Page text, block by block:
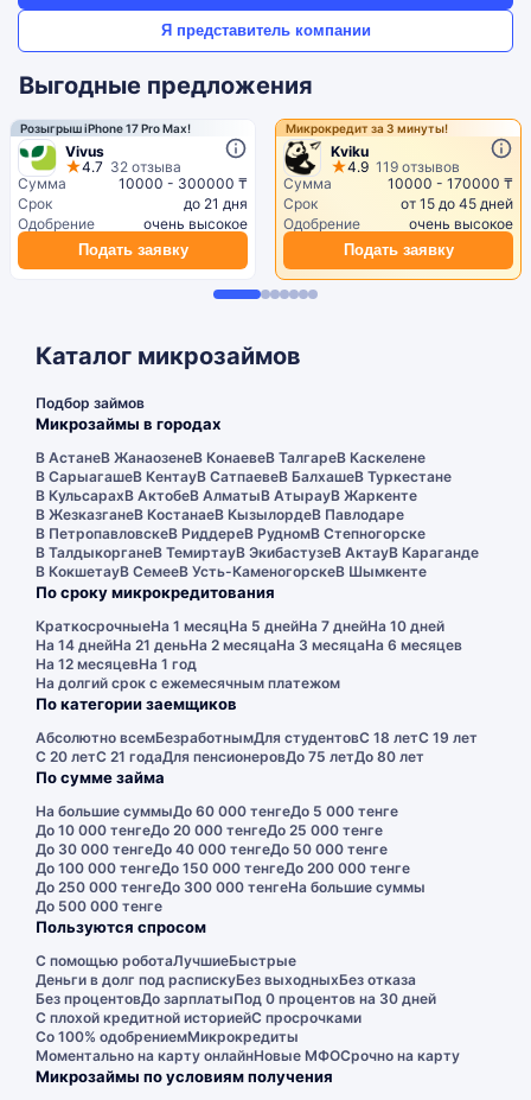
Я представитель компании
Выгодные предложения
Розыгрыш iPhone 17 Pro Max!
Vivus
4.7 32 отзыва
Сумма
10000 - 300000 ₸
Срок
до 21 дня
Одобрение
очень высокое
Подать заявку
Микрокредит за 3 минуты!
Kviku
4.9 119 отзывов
Сумма
10000 - 170000 ₸
Срок
от 15 до 45 дней
Одобрение
очень высокое
Подать заявку
Каталог микрозаймов
Подбор займов
Микрозаймы в городах
В АстанеВ ЖанаозенеВ КонаевеВ ТалгареВ Каскелене
В СарыагашеВ КентауВ СатпаевеВ БалхашеВ Туркестане
В КульсарахВ АктобеВ АлматыВ АтырауВ Жаркенте
В ЖезказганеВ КостанаеВ КызылордеВ Павлодаре
В ПетропавловскеВ РиддереВ РудномВ Степногорске
В ТалдыкорганеВ ТемиртауВ ЭкибастузеВ АктауВ Караганде
В КокшетауВ СемееВ Усть-КаменогорскеВ Шымкенте
По сроку микрокредитования
КраткосрочныеНа 1 месяцНа 5 днейНа 7 днейНа 10 дней
На 14 днейНа 21 деньНа 2 месяцаНа 3 месяцаНа 6 месяцев
На 12 месяцевНа 1 год
На долгий срок с ежемесячным платежом
По категории заемщиков
Абсолютно всемБезработнымДля студентовС 18 летС 19 лет
С 20 летС 21 годаДля пенсионеровДо 75 летДо 80 лет
По сумме займа
На большие суммыДо 60 000 тенгеДо 5 000 тенге
До 10 000 тенгеДо 20 000 тенгеДо 25 000 тенге
До 30 000 тенгеДо 40 000 тенгеДо 50 000 тенге
До 100 000 тенгеДо 150 000 тенгеДо 200 000 тенге
До 250 000 тенгеДо 300 000 тенгеНа большие суммы
До 500 000 тенге
Пользуются спросом
С помощью роботаЛучшиеБыстрые
Деньги в долг под распискуБез выходныхБез отказа
Без процентовДо зарплатыПод 0 процентов на 30 дней
С плохой кредитной историейС просрочками
Со 100% одобрениемМикрокредиты
Моментально на карту онлайнНовые МФОСрочно на карту
Микрозаймы по условиям получения